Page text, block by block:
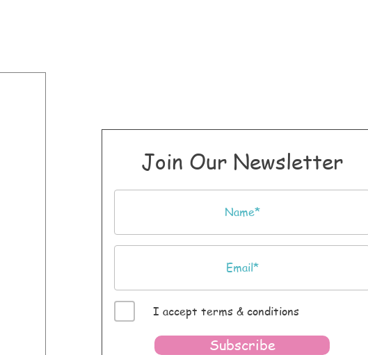
Join Our Newsletter
I accept terms & conditions
Subscribe